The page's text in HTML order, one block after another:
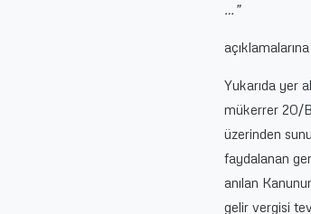
…”
Yukarıda yer
mükerrer 20/
üzerinden
faydalanan
anılan
gelir vergisi